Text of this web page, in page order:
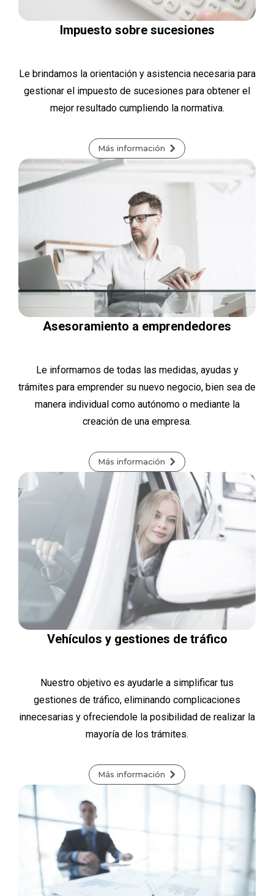
Impuesto sobre sucesiones
Le brindamos la orientación y asistencia necesaria para
gestionar el impuesto de sucesiones para obtener el
mejor resultado cumpliendo la normativa.
Más información
Asesoramiento a emprendedores
Le informamos de todas las medidas, ayudas y
trámites para emprender su nuevo negocio, bien sea de
manera individual como autónomo o mediante la
creación de una empresa.
Más información
Vehículos y gestiones de tráfico
Nuestro objetivo es ayudarle a simplificar tus
gestiones de tráfico, eliminando complicaciones
innecesarias y ofreciendole la posibilidad de realizar la
mayoría de los trámites.
Más información